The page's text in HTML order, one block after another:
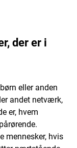
der er i
eller anden
andet netværk,
er, hvem
mennesker, hvis